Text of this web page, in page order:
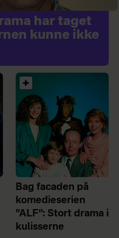
har taget
kunne ikke
Bag facaden på
komedieserien
”ALF”: Stort drama i
kulisserne